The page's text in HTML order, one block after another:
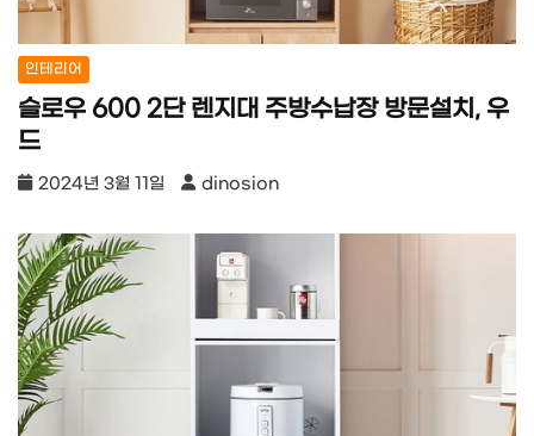
인테리어
슬로우 600 2단 렌지대 주방수납장 방문설치, 우
드
2024년 3월 11일 dinosion